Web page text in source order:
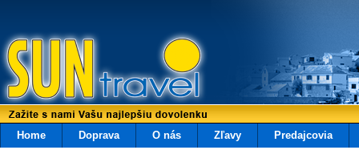
Home Doprava O nás Zľavy Predajcovia